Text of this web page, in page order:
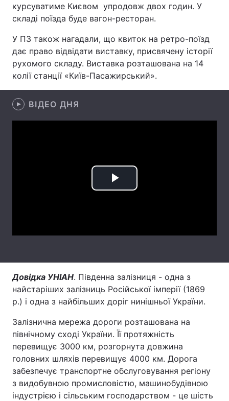
Екологія Регіони
Відео з Youtube Статті
Інтерв'ю Думки
Архів
курсуватиме Києвом упродовж двох годин. У
складі поїзда буде вагон-ресторан.
У ПЗ також нагадали, що квиток на ретро-поїзд
дає право відвідати виставку, присвячену історії
рухомого складу. Виставка розташована на 14
колії станції «Київ-Пасажирський».
ВІДЕО ДНЯ
Play
Довідка УНІАН. Південна залізниця - одна з
найстаріших залізниць Російської імперії (1869
р.) і одна з найбільших доріг нинішньої України.
Залізнична мережа дороги розташована на
північному сході України. Її протяжність
перевищує 3000 км, розгорнута довжина
головних шляхів перевищує 4000 км. Дорога
забезпечує транспортне обслуговування регіону
з видобувною промисловістю, машинобудівною
індустрією і сільським господарством - це шість